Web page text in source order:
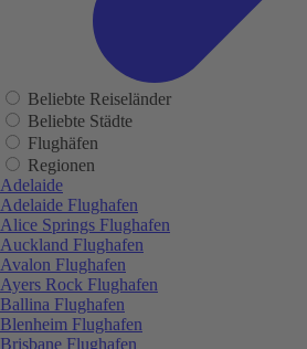
Beliebte Reiseländer
Beliebte Städte
Flughäfen
Regionen
Adelaide
Adelaide Flughafen
Alice Springs Flughafen
Auckland Flughafen
Avalon Flughafen
Ayers Rock Flughafen
Ballina Flughafen
Blenheim Flughafen
Brisbane Flughafen